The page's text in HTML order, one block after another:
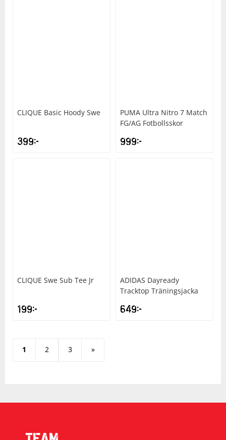
CLIQUE Basic Hoody Swe
399kr
PUMA Ultra Nitro 7 Match
FG/AG Fotbollsskor
999kr
CLIQUE Swe Sub Tee Jr
199kr
ADIDAS Dayready
Tracktop Träningsjacka
649kr
1 2 3 »